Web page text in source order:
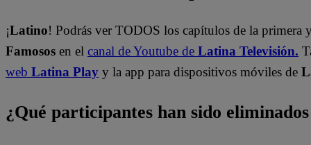
¡Latino! Podrás ver TODOS los capítulos de la primera
Famosos en el canal de Youtube de Latina Televisión.
web Latina Play y la app para dispositivos móviles de
¿Qué participantes han sido